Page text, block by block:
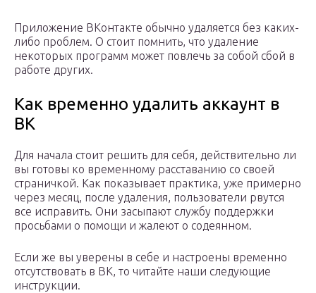
Приложение ВКонтакте обычно удаляется без каких-
либо проблем. О стоит помнить, что удаление
некоторых программ может повлечь за собой сбой в
работе других.
Как временно удалить аккаунт в
ВК
Для начала стоит решить для себя, действительно ли
вы готовы ко временному расставанию со своей
страничкой. Как показывает практика, уже примерно
через месяц, после удаления, пользователи рвутся
все исправить. Они засыпают службу поддержки
просьбами о помощи и жалеют о содеянном.
Если же вы уверены в себе и настроены временно
отсутствовать в ВК, то читайте наши следующие
инструкции.